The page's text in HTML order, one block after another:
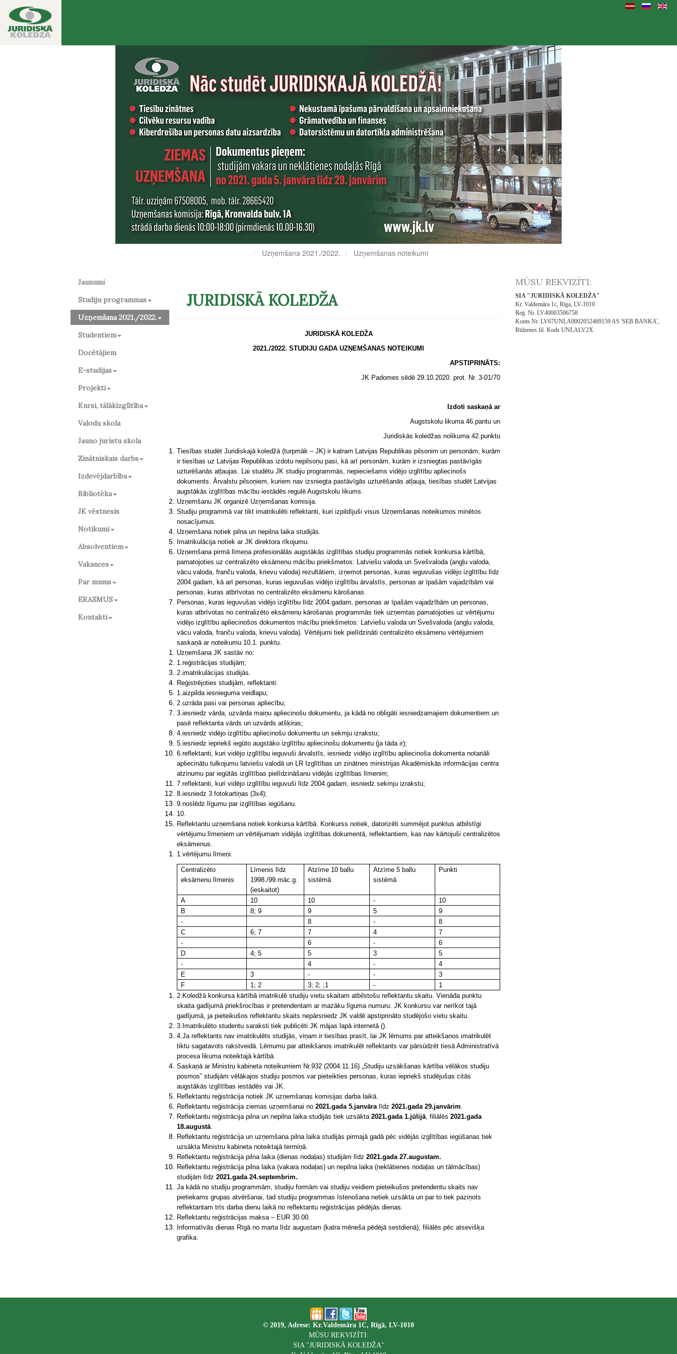
Uzņemšana 2021./2022. Uzņemšanas noteikumi
Jaunumi
Studiju programmas
Uzņemšana 2021./2022.
Studentiem
Docētājiem
E-studijas
Projekti
Kursi, tālākizglītība
Valodu skola
Jauno juristu skola
Zinātniskais darbs
Izdevējdarbība
Bibliotēka
JK vēstnesis
Notikumi
Absolventiem
Vakances
Par mums
ERASMUS
Kontakti
JURIDISKĀ KOLEDŽA
JURIDISKĀ KOLEDŽA
2021./2022. STUDIJU GADA UZŅEMŠANAS NOTEIKUMI
APSTIPRINĀTS:
JK Padomes sēdē 29.10.2020. prot. Nr. 3-01/70
Izdoti saskaņā ar
Augstskolu likuma 46.pantu un
Juridiskās koledžas nolikuma 42.punktu
Tiesības studēt Juridiskajā koledžā (turpmāk – JK) ir katram Latvijas Republikas pilsonim un personām, kurām
ir tiesības uz Latvijas Republikas izdotu nepilsoņu pasi, kā arī personām, kurām ir izsniegtas pastāvīgās
uzturēšanās atļaujas. Lai studētu JK studiju programmās, nepieciešams vidējo izglītību apliecinošs
dokuments. Ārvalstu pilsoņiem, kuriem nav izsniegta pastāvīgās uzturēšanās atļauja, tiesības studēt Latvijas
augstākās izglītības mācību iestādēs regulē Augstskolu likums.
Uzņemšanu JK organizē Uzņemšanas komisija.
Studiju programmā var tikt imatrikulēti reflektanti, kuri izpildījuši visus Uzņemšanas noteikumos minētos
nosacījumus.
Uzņemšana notiek pilna un nepilna laika studijās.
Imatrikulācija notiek ar JK direktora rīkojumu.
Uzņemšana pirmā līmeņa profesionālās augstākās izglītības studiju programmās notiek konkursa kārtībā,
pamatojoties uz centralizēto eksāmenu mācību priekšmetos: Latviešu valoda un Svešvaloda (angļu valoda,
vācu valoda, franču valoda, krievu valoda) rezultātiem, izņemot personas, kuras ieguvušas vidējo izglītību līdz
2004.gadam, kā arī personas, kuras ieguvušas vidējo izglītību ārvalstīs, personas ar īpašām vajadzībām vai
personas, kuras atbrīvotas no centralizēto eksāmenu kārošanas.
Personas, kuras ieguvušas vidējo izglītību līdz 2004.gadam, personas ar īpašām vajadzībām un personas,
kuras atbrīvotas no centralizēto eksāmenu kārošanas programmās tiek uzņemtas pamatojoties uz vērtējumu
vidējo izglītību apliecinošos dokumentos mācību priekšmetos: Latviešu valoda un Svešvaloda (angļu valoda,
vācu valoda, franču valoda, krievu valoda). Vērtējumi tiek pielīdzināti centralizēto eksāmenu vērtējumiem
saskaņā ar noteikumu 10.1. punktu.
Uzņemšana JK sastāv no:
1.reģistrācijas studijām;
2.imatrikulācijas studijās.
Reģistrējoties studijām, reflektanti:
1.aizpilda iesnieguma veidlapu;
2.uzrāda pasi vai personas apliecību;
3.iesniedz vārda, uzvārda maiņu apliecinošu dokumentu, ja kādā no obligāti iesniedzamajiem dokumentiem un
pasē reflektanta vārds un uzvārds atšķiras;
4.iesniedz vidējo izglītību apliecinošu dokumentu un sekmju izrakstu;
5.iesniedz iepriekš iegūto augstāko izglītību apliecinošu dokumentu (ja tāda ir);
6.reflektanti, kuri vidējo izglītību ieguvuši ārvalstīs, iesniedz vidējo izglītību apliecinoša dokumenta notariāli
apliecinātu tulkojumu latviešu valodā un LR Izglītības un zinātnes ministrijas Akadēmiskās informācijas centra
atzinumu par iegūtās izglītības pielīdzināšanu vidējās izglītības līmenim;
7.reflektanti, kuri vidējo izglītību ieguvuši līdz 2004.gadam, iesniedz sekmju izrakstu;
8.iesniedz 3 fotokartiņas (3x4);
9.noslēdz līgumu par izglītības iegūšanu.
10.
Reflektantu uzņemšana notiek konkursa kārtībā. Konkurss notiek, datorizēti summējot punktus atbilstīgi
vērtējumu līmeņiem un vērtējumam vidējās izglītības dokumentā, reflektantiem, kas nav kārtojuši centralizētos
eksāmenus.
1.vērtējumu līmeņi:
Centralizēto
eksāmenu līmenis
Līmenis līdz
1998./99.māc.g.
(ieskaitot)
Atzīme 10 ballu
sistēmā
Atzīme 5 ballu
sistēmā
Punkti
A 10 10 -
10
B
8; 9 9 5
9
-
8 -
8
C
6; 7 7 4
7
-
6 -
6
D
4; 5 5 3
5
-
4 -
4
E
3 - -
3
F
1; 2 3; 2; ;1 -
1
2.Koledžā konkursa kārtībā imatrikulē studiju vietu skaitam atbilstošu reflektantu skaitu. Vienāda punktu
skaita gadījumā priekšrocības ir pretendentam ar mazāku līguma numuru. JK konkursu var nerīkot tajā
gadījumā, ja pieteikušos reflektantu skaits nepārsniedz JK valdē apstiprināto studējošo vietu skaitu.
3.Imatrikulēto studentu saraksti tiek publicēti JK mājas lapā internetā ().
4.Ja reflektants nav imatrikulēts studijās, viņam ir tiesības prasīt, lai JK lēmums par atteikšanos imatrikulēt
tiktu sagatavots rakstveidā. Lēmumu par atteikšanos imatrikulēt reflektants var pārsūdzēt tiesā Administratīvā
procesa likuma noteiktajā kārtībā.
Saskaņā ar Ministru kabineta noteikumiem Nr.932 (2004.11.16) „Studiju uzsākšanas kārtība vēlākos studiju
posmos” studijām vēlākajos studiju posmos var pieteikties personas, kuras iepriekš studējušas citās
augstākās izglītības iestādēs vai JK.
Reflektantu reģistrācija notiek JK uzņemšanas komisijas darba laikā.
Reflektantu reģistrācija ziemas uzņemšanai no 2021.gada 5.janvāralīdz 2021.gada 29.janvārim.
Reflektantu reģistrācija pilna un nepilna laika studijās tiek uzsākta 2021.gada 1.jūlijā, filiālēs 2021.gada
18.augustā.
Reflektantu reģistrācija un uzņemšana pilna laika studijās pirmajā gadā pēc vidējās izglītības iegūšanas tiek
uzsākta Ministru kabineta noteiktajā termiņā.
Reflektantu reģistrācija pilna laika (dienas nodaļas) studijām līdz 2021.gada 27.augustam.
Reflektantu reģistrācija pilna laika (vakara nodaļas) un nepilna laika (neklātienes nodaļas un tālmācības)
studijām līdz 2021.gada 24.septembrim.
Ja kādā no studiju programmām, studiju formām vai studiju veidiem pieteikušos pretendentu skaits nav
pietiekams grupas atvēršanai, tad studiju programmas īstenošana netiek uzsākta un par to tiek paziņots
reflektantam trīs darba dienu laikā no reflektantu reģistrācijas pēdējās dienas.
Reflektantu reģistrācijas maksa – EUR 30.00.
Informatīvās dienas Rīgā no marta līdz augustam (katra mēneša pēdējā sestdienā), filiālēs pēc atsevišķa
grafika.
MŪSU REKVIZĪTI:
SIA "JURIDISKĀ KOLEDŽA"
Kr. Valdemāra 1c, Rīga, LV-1010
Reģ. Nr. LV40003506758
Konts Nr. LV67UNLA0002052469159 AS 'SEB BANKA',
Rīdzenes fil. Kods UNLALV2X
© 2019, Adrese: Kr.Valdemāra 1C, Rīgā, LV-1010
MŪSU REKVIZĪTI:
SIA "JURIDISKĀ KOLEDŽA"